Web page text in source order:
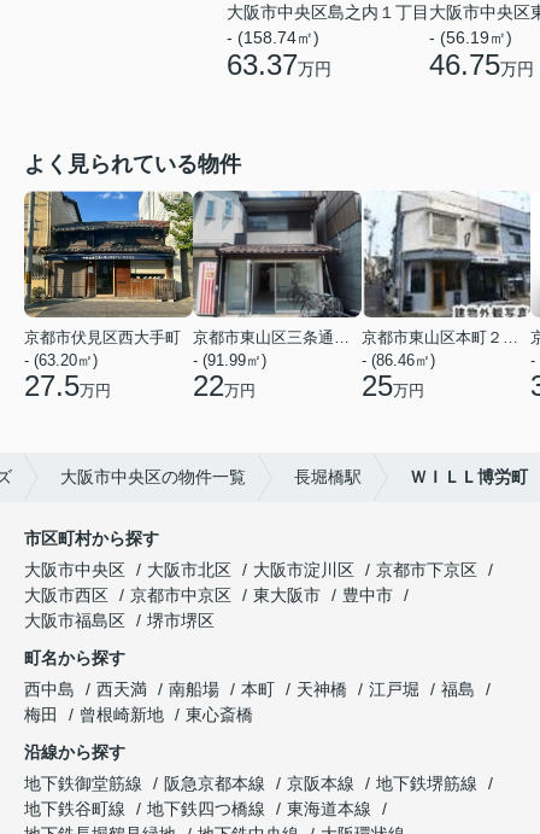
大阪市中央区島之内１丁目
- (158.74㎡)
63.37万円
大阪市中央区
- (56.19㎡)
46.75万円
よく見られている物件
京都市伏見区西大手町
- (63.20㎡)
27.5万円
京都市東山区三条通北裏白川筋西入２丁目東姉小路町
- (91.99㎡)
22万円
京都市東山区本町２２丁目
- (86.46㎡)
25万円
-
大阪市中央区の物件一覧 長堀橋駅 ＷＩＬＬ博労町
市区町村から探す
大阪市中央区
大阪市北区 大阪市淀川区
京都市下京区
大阪市西区
京都市中京区 東大阪市
豊中市
大阪市福島区
堺市堺区
町名から探す
西中島
西天満 南船場 本町 天神橋 江戸堀
福島
梅田
曾根崎新地
東心斎橋
沿線から探す
地下鉄御堂筋線
阪急京都本線 京阪本線
地下鉄堺筋線
地下鉄谷町線
地下鉄四つ橋線
東海道本線